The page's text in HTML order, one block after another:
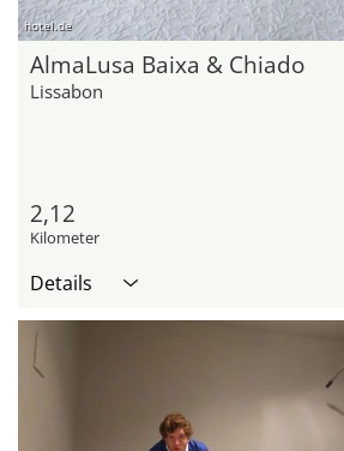
hotel.de
AlmaLusa Baixa & Chiado
Lissabon
2,12
Kilometer
Details